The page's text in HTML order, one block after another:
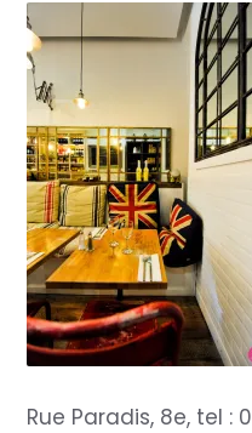
Rue Paradis, 8e, tel :